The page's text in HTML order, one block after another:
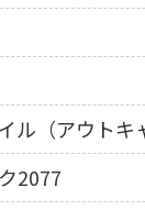
ル（アウトキ
2077